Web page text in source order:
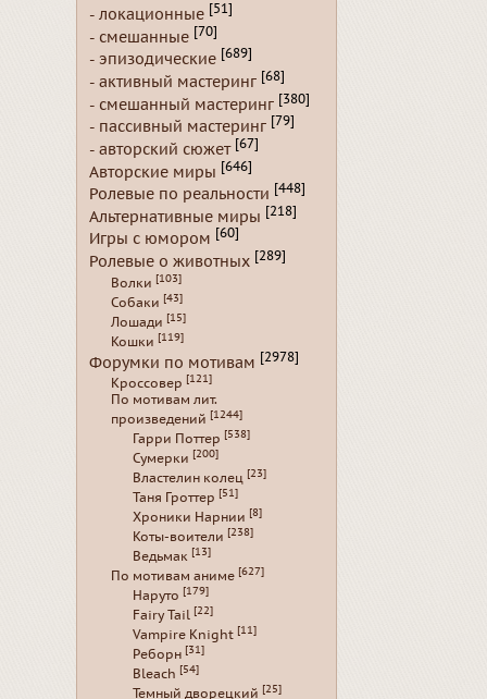
- локационные [51]
- смешанные [70]
- эпизодические [689]
- активный мастеринг [68]
- смешанный мастеринг [380]
- пассивный мастеринг [79]
- авторский сюжет [67]
Авторские миры [646]
Ролевые по реальности [448]
Альтернативные миры [218]
Игры с юмором [60]
Ролевые о животных [289]
Волки [103]
Собаки [43]
Лошади [15]
Кошки [119]
Форумки по мотивам [2978]
Кроссовер [121]
По мотивам лит.
произведений [1244]
Гарри Поттер [538]
Сумерки [200]
Властелин колец [23]
Таня Гроттер [51]
Хроники Нарнии [8]
Коты-воители [238]
Ведьмак [13]
По мотивам аниме [627]
Наруто [179]
Fairy Tail [22]
Vampire Knight [11]
Реборн [31]
Bleach [54]
Темный дворецкий [25]